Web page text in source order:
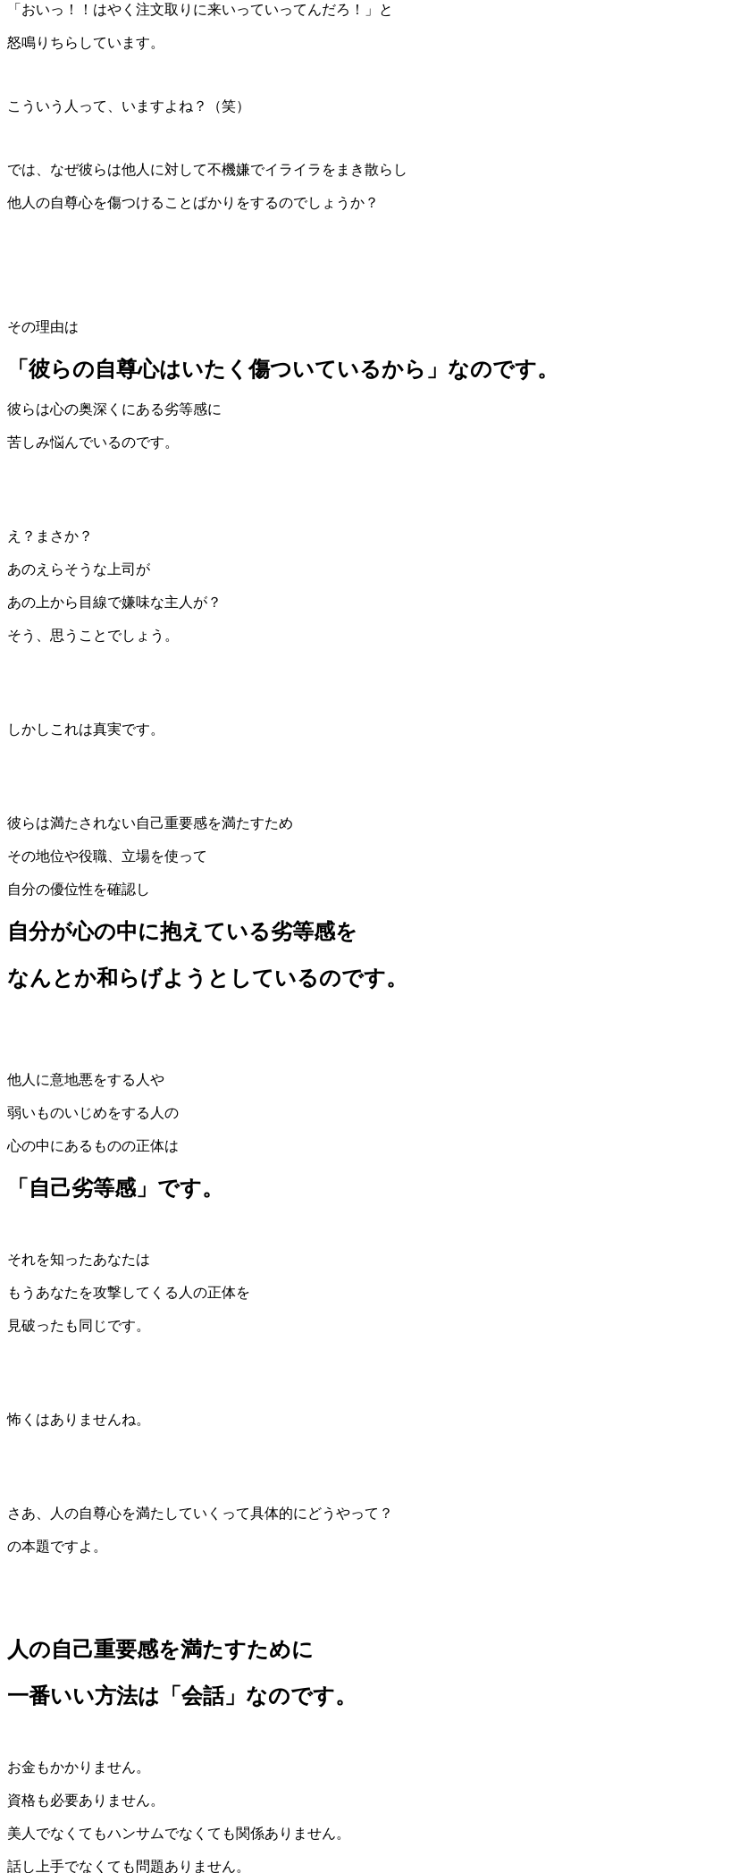
「おいっ！！はやく注文取りに来いっていってんだろ！」と
怒鳴りちらしています。
こういう人って、いますよね？（笑）
では、なぜ彼らは他人に対して不機嫌でイライラをまき散らし
他人の自尊心を傷つけることばかりをするのでしょうか？
その理由は
「彼らの自尊心はいたく傷ついているから」なのです。
彼らは心の奥深くにある劣等感に
苦しみ悩んでいるのです。
え？まさか？
あのえらそうな上司が
あの上から目線で嫌味な主人が？
そう、思うことでしょう。
しかしこれは真実です。
彼らは満たされない自己重要感を満たすため
その地位や役職、立場を使って
自分の優位性を確認し
自分が心の中に抱えている劣等感を
なんとか和らげようとしているのです。
他人に意地悪をする人や
弱いものいじめをする人の
心の中にあるものの正体は
「自己劣等感」です。
それを知ったあなたは
もうあなたを攻撃してくる人の正体を
見破ったも同じです。
怖くはありませんね。
さあ、人の自尊心を満たしていくって具体的にどうやって？
の本題ですよ。
人の自己重要感を満たすために
一番いい方法は「会話」なのです。
お金もかかりません。
資格も必要ありません。
美人でなくてもハンサムでなくても関係ありません。
話し上手でなくても問題ありません。